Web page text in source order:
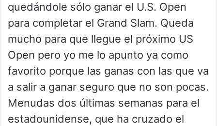
quedándole sólo ganar el U.S. Open
para completar el Grand Slam. Queda
mucho para que llegue el próximo US
Open pero yo me lo apunto ya como
favorito porque las ganas con las que va
a salir a ganar seguro que no son pocas.
Menudas dos últimas semanas para el
estadounidense, que ha cruzado el